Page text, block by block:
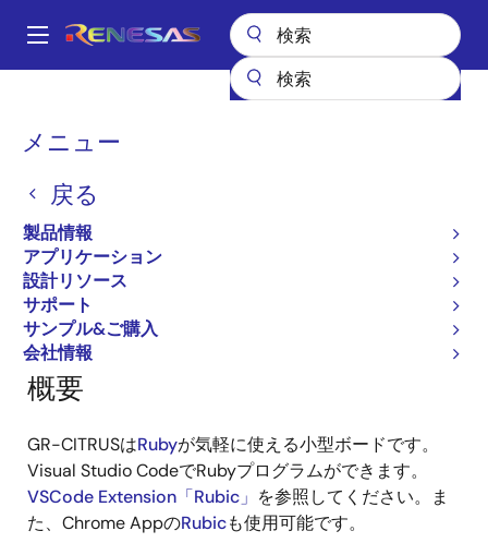
ン
Main
メニュー
戻る
製品情報
アプリケーション
設計リソース
サポート
サンプル&ご購入
会社情報
パ
く
ず
ガジェットルネサス
ガジェットルネサス
GR-CITRUS
ページセクションへ移動：
概要
GR-CITRUSはRubyが気軽に使える小型ボードです。
Visual Studio CodeでRubyプログラムができます。
VSCode Extension「Rubic」 を参照してください。ま
た、Chrome AppのRubicも使用可能です。